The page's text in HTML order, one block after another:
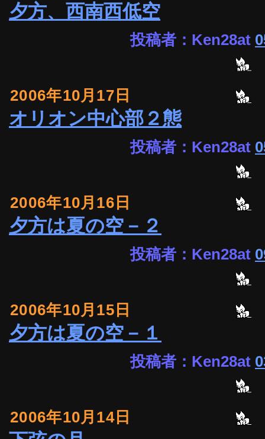
夕方、西南西低空
投稿者：Ken28at
2006年10月17日
オリオン中心部２態
投稿者：Ken28at
2006年10月16日
夕方は夏の空－２
投稿者：Ken28at
2006年10月15日
夕方は夏の空－１
投稿者：Ken28at
2006年10月14日